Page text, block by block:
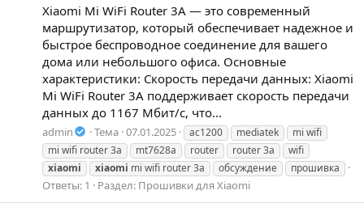
Xiaomi Mi WiFi Router 3A — это современный
маршрутизатор, который обеспечивает надежное и
быстрое беспроводное соединение для вашего
дома или небольшого офиса. Основные
характеристики: Скорость передачи данных: Xiaomi
Mi WiFi Router 3A поддерживает скорость передачи
данных до 1167 Мбит/с, что...
admin Тема 07.01.2025 ac1200 mediatek
mi wifi
mi wifi router 3a
mt7628a router router 3a
wifi
xiaomi
xiaomi mi wifi router 3a обсуждение прошивка
Ответы: 1 Раздел: Прошивки для Xiaomi